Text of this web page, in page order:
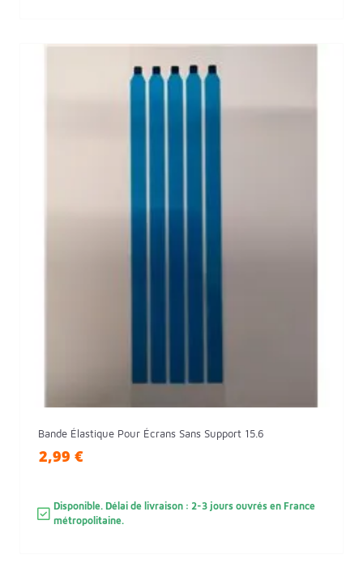
Bande Élastique Pour Écrans Sans Support 15.6
2,99 €
Disponible. Délai de livraison : 2-3 jours ouvrés en France
métropolitaine.